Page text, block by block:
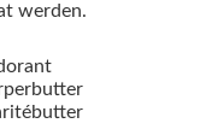
werden.